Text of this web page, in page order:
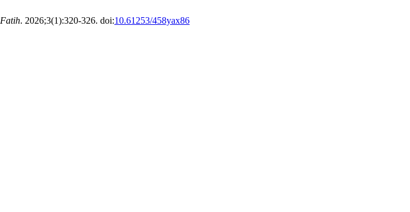
Fatih. 2026;3(1):320-326. doi:10.61253/458yax86